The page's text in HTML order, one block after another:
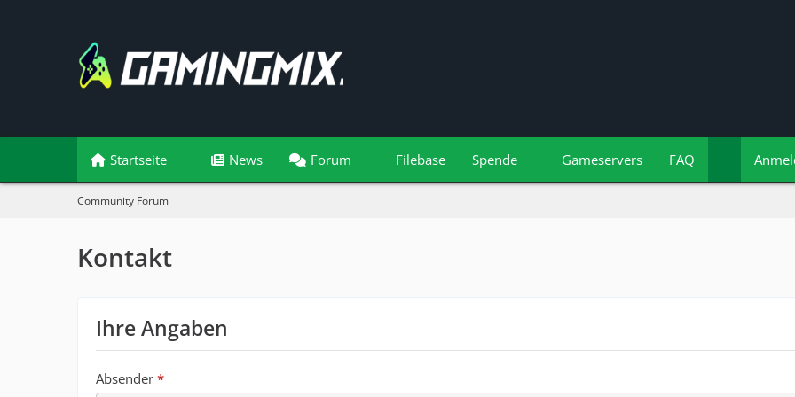
Startseite News Forum Filebase Spende Gameservers FAQ
Community Forum
Kontakt
Ihre Angaben
Absender *